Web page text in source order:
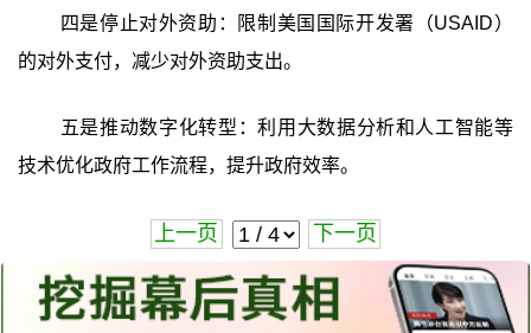
四是停止对外资助：限制美国国际开发署（USAID）
的对外支付，减少对外资助支出。
五是推动数字化转型：利用大数据分析和人工智能等
技术优化政府工作流程，提升政府效率。
上一页 下一页